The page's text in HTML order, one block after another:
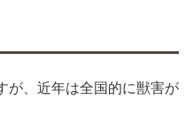
が、近年は全国的に獣害が